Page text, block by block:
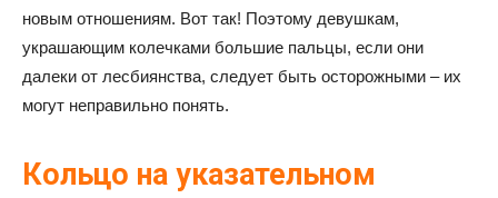
новым отношениям. Вот так! Поэтому девушкам,
украшающим колечками большие пальцы, если они
далеки от лесбиянства, следует быть осторожными – их
могут неправильно понять.
Кольцо на указательном